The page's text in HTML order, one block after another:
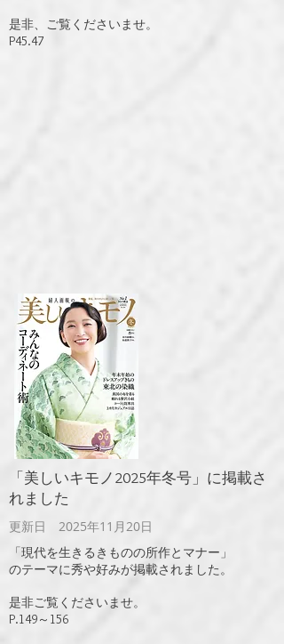
是非、ご覧くださいませ。
​P45.47
​「美しいキモノ2025年冬号」に掲載さ
れました
更新日 2025年11 月20日
「現代を生きるきものの所作とマナー」
​のテーマに秀や好みが掲載されました。​
是非ご覧くださいませ。
​P.149～156